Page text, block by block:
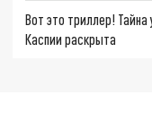
Вот это триллер! Тайна
Каспии раскрыта